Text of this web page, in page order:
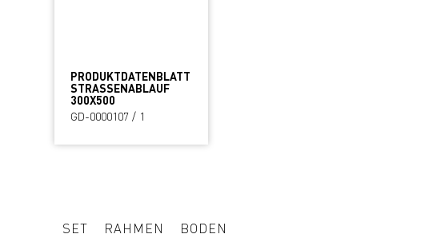
PRODUKTDATENBLATT
STRASSENABLAUF 3
00X500
GD-0000107 / 1
SET RAHMEN BODEN